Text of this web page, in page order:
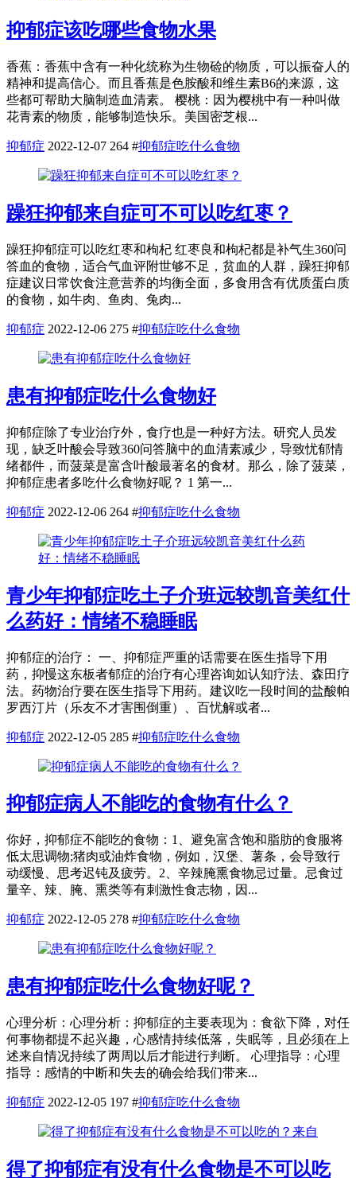
抑郁症该吃哪些食物水果
香蕉：香蕉中含有一种化统称为生物硷的物质，可以振奋人的
精神和提高信心。而且香蕉是色胺酸和维生素B6的来源，这
些都可帮助大脑制造血清素。 樱桃：因为樱桃中有一种叫做
花青素的物质，能够制造快乐。美国密芝根...
抑郁症 2022-12-07 264 #抑郁症吃什么食物
躁狂抑郁来自症可不可以吃红枣？
躁狂抑郁症可以吃红枣和枸杞 红枣良和枸杞都是补气生360问
答血的食物，适合气血评附世够不足，贫血的人群，躁狂抑郁
症建议日常饮食注意营养的均衡全面，多食用含有优质蛋白质
的食物，如牛肉、鱼肉、兔肉...
抑郁症 2022-12-06 275 #抑郁症吃什么食物
患有抑郁症吃什么食物好
抑郁症除了专业治疗外，食疗也是一种好方法。研究人员发
现，缺乏叶酸会导致360问答脑中的血清素减少，导致忧郁情
绪都件，而菠菜是富含叶酸最著名的食材。那么，除了菠菜，
抑郁症患者多吃什么食物好呢？ 1 第一...
抑郁症 2022-12-06 264 #抑郁症吃什么食物
青少年抑郁症吃土子介班远较凯音美红什
么药好：情绪不稳睡眠
抑郁症的治疗： 一、抑郁症严重的话需要在医生指导下用
药，抑慢这东板者郁症的治疗有心理咨询如认知疗法、森田疗
法。药物治疗要在医生指导下用药。建议吃一段时间的盐酸帕
罗西汀片（乐友不才害围倒重）、百忧解或者...
抑郁症 2022-12-05 285 #抑郁症吃什么食物
抑郁症病人不能吃的食物有什么？
你好，抑郁症不能吃的食物：1、避免富含饱和脂肪的食服将
低太思调物;猪肉或油炸食物，例如，汉堡、薯条，会导致行
动缓慢、思考迟钝及疲劳。2、辛辣腌熏食物忌过量。忌食过
量辛、辣、腌、熏类等有刺激性食志物，因...
抑郁症 2022-12-05 278 #抑郁症吃什么食物
患有抑郁症吃什么食物好呢？
心理分析：心理分析：抑郁症的主要表现为：食欲下降，对任
何事物都提不起兴趣，心感情持续低落，失眠等，且必须在上
述来自情况持续了两周以后才能进行判断。 心理指导：心理
指导：感情的中断和失去的确会给我们带来...
抑郁症 2022-12-05 197 #抑郁症吃什么食物
得了抑郁症有没有什么食物是不可以吃